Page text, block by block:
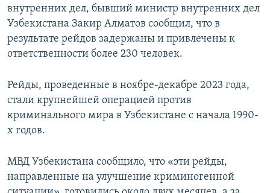
внутренних дел, бывший министр внутренних дел
Узбекистана Закир Алматов сообщил, что в
результате рейдов задержаны и привлечены к
ответственности более 230 человек.
Рейды, проведенные в ноябре-декабре 2023 года,
стали крупнейшей операцией против
криминального мира в Узбекистане с начала 1990-
х годов.
МВД Узбекистана сообщило, что «эти рейды,
направленные на улучшение криминогенной